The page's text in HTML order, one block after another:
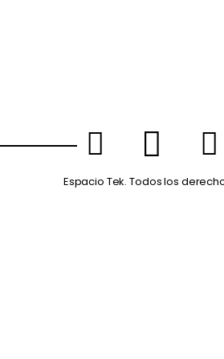
Espacio Tek. Todos los